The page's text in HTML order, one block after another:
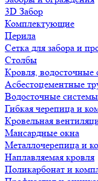
3D Забор
Комплектующие
Перила
Сетка для забора и
Столбы
Кровля, водосточные
Асбестоцементные
Водосточные
Гибкая черепица и
Кровельная
Мансардные окна
Металлочерепица и
Наплавляемая кровля
Поликарбонат и